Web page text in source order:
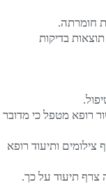
חומרתה.
בדיקות
רופא מטפל כי מדובר
ותיעוד רופא
צרף תיעוד על כך.